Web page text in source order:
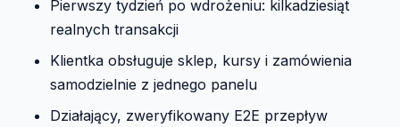
Pierwszy tydzień po wdrożeniu: kilkadziesiąt
realnych transakcji
Klientka obsługuje sklep, kursy i zamówienia
samodzielnie z jednego panelu
Działający, zweryfikowany E2E przepływ